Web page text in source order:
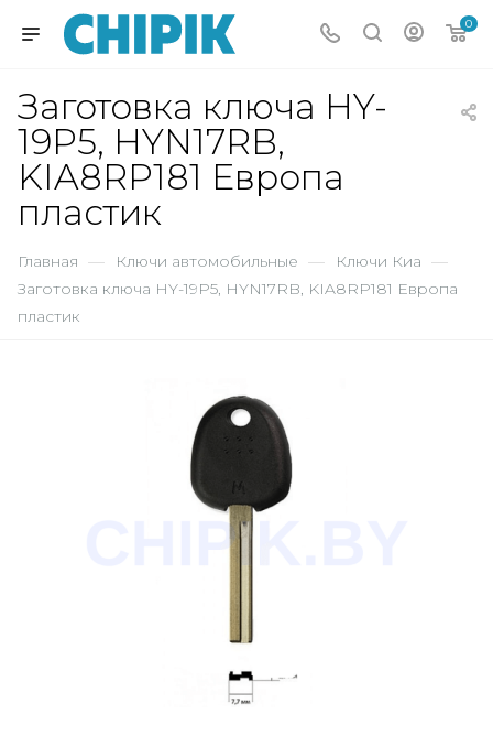
0
Заготовка ключа HY-
19P5, HYN17RB,
KIA8RP181 Европа
пластик
Главная — Ключи автомобильные — Ключи Киа —
Заготовка ключа HY-19P5, HYN17RB, KIA8RP181 Европа
пластик